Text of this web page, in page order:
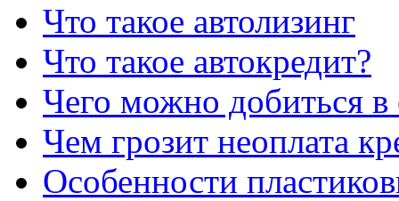
Что такое автолизинг
Что такое автокредит?
Чего можно добиться в
Чем грозит неоплата
Особенности